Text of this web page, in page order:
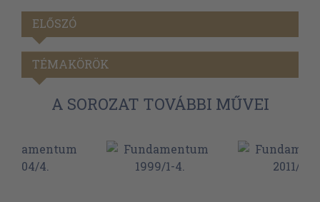
ELŐSZÓ
TÉMAKÖRÖK
A SOROZAT TOVÁBBI MŰVEI